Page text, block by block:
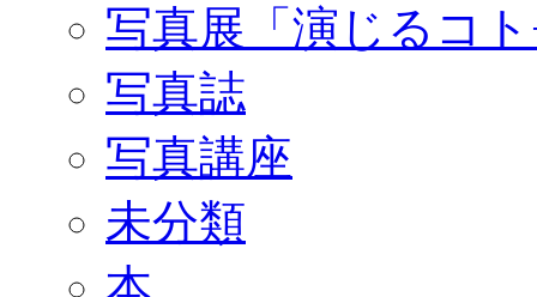
写真展「演じるコ
写真誌
写真講座
未分類
本